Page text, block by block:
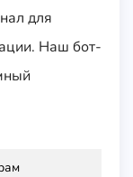
для
Наш бот-